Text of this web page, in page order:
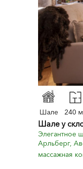
Шале 240
Шале у
Элегантное
Арльберг,
массажная